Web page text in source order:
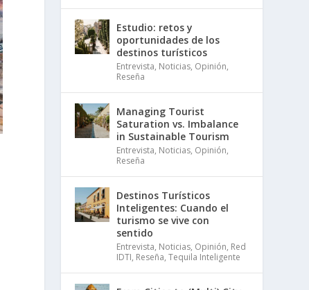
Estudio: retos y
oportunidades de los
destinos turísticos
Entrevista, Noticias, Opinión,
Reseña
Managing Tourist
Saturation vs. Imbalance
in Sustainable Tourism
Entrevista, Noticias, Opinión,
Reseña
Destinos Turísticos
Inteligentes: Cuando el
turismo se vive con
sentido
Entrevista, Noticias, Opinión, Red
IDTI, Reseña,Tequila Inteligente